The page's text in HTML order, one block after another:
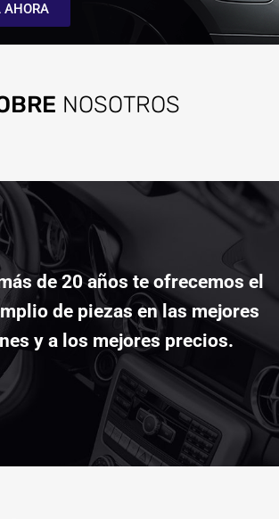
AHORA
NOSOTROS
de 20 años te ofrecemos el
de piezas en las mejores
y a los mejores precios.